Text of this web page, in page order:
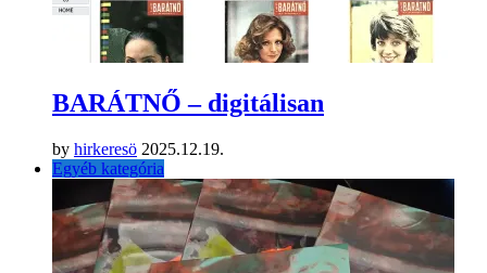
BARÁTNŐ – digitálisan
by hirkeresö 2025.12.19.
Egyéb kategória